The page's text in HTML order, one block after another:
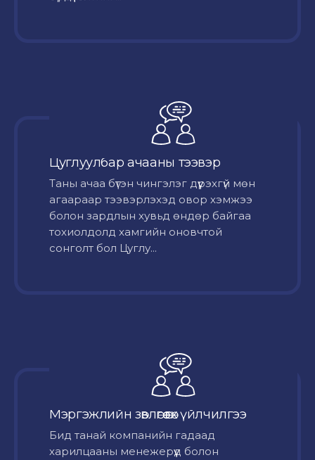
Цуглуулбар ачааны тээвэр
Таны ачаа бүтэн чингэлэг дүүрэхгүй мөн
агаараар тээвэрлэхэд овор хэмжээ
болон зардлын хувьд өндөр байгаа
тохиолдолд хамгийн оновчтой
сонголт бол Цуглу...
Мэргэжлийн зөвлөгөө өгөх үйлчилгээ
Бид танай компанийн гадаад
харилцааны менежерүүд болон